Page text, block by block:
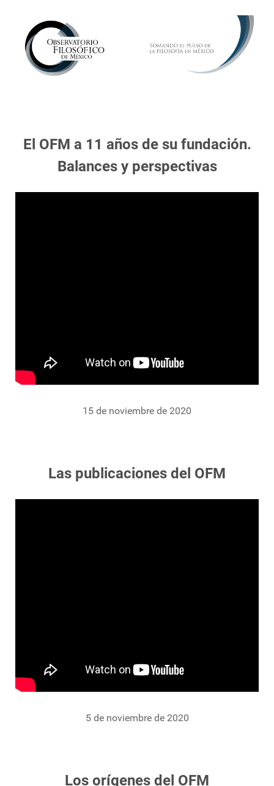
El OFM a 11 años de su fundación.
Balances y perspectivas
15 de noviembre de 2020
Las publicaciones del OFM
5 de noviembre de 2020
Los orígenes del OFM